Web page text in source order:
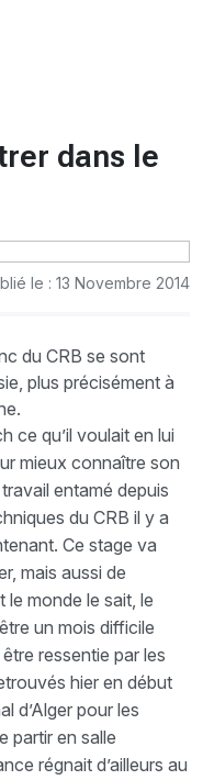
dans le
le : 13 Novembre 2014
du CRB se sont
plus précisément à
ce qu’il voulait en lui
mieux connaître son
entamé depuis
du CRB il y a
Ce stage va
mais aussi de
le monde le sait, le
un mois difficile
ressentie par les
hier en début
d’Alger pour les
partir en salle
régnait d’ailleurs au